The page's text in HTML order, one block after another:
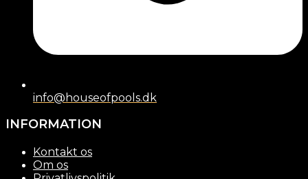
info@houseofpools.dk
INFORMATION
Kontakt os
Om os